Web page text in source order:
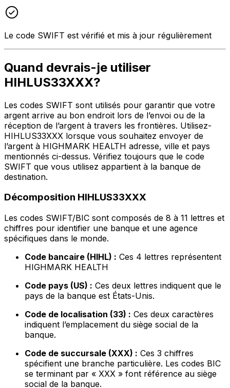
Le code SWIFT est vérifié et mis à jour régulièrement
Quand devrais-je utiliser
HIHLUS33XXX?
Les codes SWIFT sont utilisés pour garantir que votre
argent arrive au bon endroit lors de l’envoi ou de la
réception de l’argent à travers les frontières. Utilisez-
HIHLUS33XXX lorsque vous souhaitez envoyer de
l’argent à HIGHMARK HEALTH adresse, ville et pays
mentionnés ci-dessus. Vérifiez toujours que le code
SWIFT que vous utilisez appartient à la banque de
destination.
Décomposition HIHLUS33XXX
Les codes SWIFT/BIC sont composés de 8 à 11 lettres et
chiffres pour identifier une banque et une agence
spécifiques dans le monde.
Code bancaire (HIHL) : Ces 4 lettres représentent
HIGHMARK HEALTH
Code pays (US) : Ces deux lettres indiquent que le
pays de la banque est États-Unis.
Code de localisation (33) : Ces deux caractères
indiquent l’emplacement du siège social de la
banque.
Code de succursale (XXX) : Ces 3 chiffres
spécifient une branche particulière. Les codes BIC
se terminant par « XXX » font référence au siège
social de la banque.